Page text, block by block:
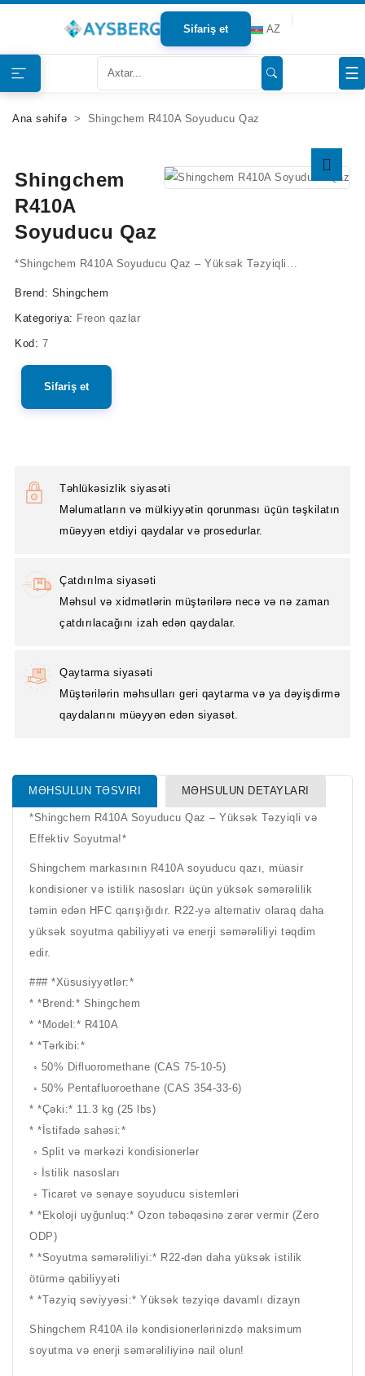
Sifariş et AZ
☰
Haqqımızda
Məhsullar
Tərəfdaşlar
Mağazalar
Əlaqə
Ana səhifə Shingchem R410A Soyuducu Qaz
Shingchem
R410A
Soyuducu Qaz
*Shingchem R410A Soyuducu Qaz – Yüksək Təzyiqli...
Brend: Shingchem
Kategoriya: Freon qazlar
Kod: 7
Sifariş et
Təhlükəsizlik siyasəti
Məlumatların və mülkiyyətin qorunması üçün təşkilatın
müəyyən etdiyi qaydalar və prosedurlar.
Çatdırılma siyasəti
Məhsul və xidmətlərin müştərilərə necə və nə zaman
çatdırılacağını izah edən qaydalar.
Qaytarma siyasəti
Müştərilərin məhsulları geri qaytarma və ya dəyişdirmə
qaydalarını müəyyən edən siyasət.
MƏHSULUN TƏSVIRI MƏHSULUN DETAYLARI
*Shingchem R410A Soyuducu Qaz – Yüksək Təzyiqli və
Effektiv Soyutma!*
Shingchem markasının R410A soyuducu qazı, müasir
kondisioner və istilik nasosları üçün yüksək səmərəlilik
təmin edən HFC qarışığıdır. R22-yə alternativ olaraq daha
yüksək soyutma qabiliyyəti və enerji səmərəliliyi təqdim
edir.
### *Xüsusiyyətlər:*
* *Brend:* Shingchem
* *Model:* R410A
* *Tərkibi:*
◦ 50% Difluoromethane (CAS 75-10-5)
◦ 50% Pentafluoroethane (CAS 354-33-6)
* *Çəki:* 11.3 kg (25 lbs)
* *İstifadə sahəsi:*
◦ Split və mərkəzi kondisionerlər
◦ İstilik nasosları
◦ Ticarət və sənaye soyuducu sistemləri
* *Ekoloji uyğunluq:* Ozon təbəqəsinə zərər vermir (Zero
ODP)
* *Soyutma səmərəliliyi:* R22-dən daha yüksək istilik
ötürmə qabiliyyəti
* *Təzyiq səviyyəsi:* Yüksək təzyiqə davamlı dizayn
Shingchem R410A ilə kondisionerlərinizdə maksimum
soyutma və enerji səmərəliliyinə nail olun!